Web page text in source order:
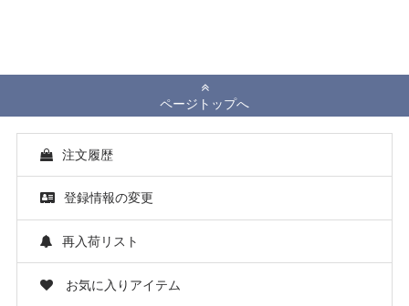
ページトップへ
注文履歴
登録情報の変更
再入荷リスト
お気に入りアイテム